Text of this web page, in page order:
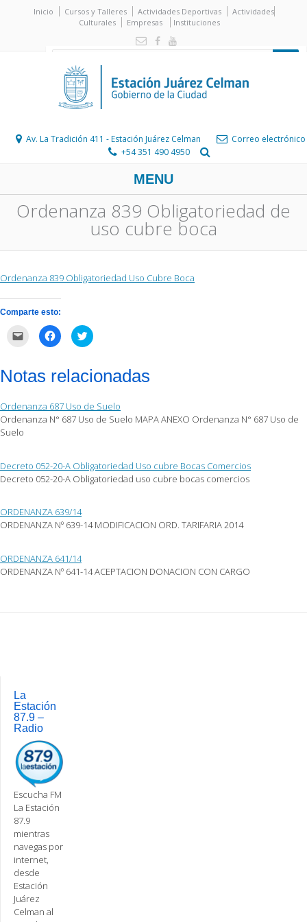
Inicio Cursos y Talleres Actividades Deportivas
Actividades
Culturales
Empresas Instituciones
Av. La Tradición 411 - Estación Juárez Celman
Correo electrónico
+54 351 490 4950
MENU
Ordenanza 839 Obligatoriedad de
uso cubre boca
Ordenanza 839 Obligatoriedad Uso Cubre Boca
Comparte esto:
correo
electrónico
amigo
(Se
abre
Haz
clic
Facebook
(Se
una
ventana
nueva)
Haz
clic
en
Twitter
(Se
una
ventana
nueva)
Notas relacionadas
Ordenanza 687 Uso de Suelo
Ordenanza N° 687 Uso de Suelo MAPA ANEXO Ordenanza N° 687 Uso de
Suelo
Decreto 052-20-A Obligatoriedad Uso cubre Bocas Comercios
Decreto 052-20-A Obligatoriedad uso cubre bocas comercios
ORDENANZA 639/14
ORDENANZA Nº 639-14 MODIFICACION ORD. TARIFARIA 2014
ORDENANZA 641/14
ORDENANZA Nº 641-14 ACEPTACION DONACION CON CARGO
La
Estación
87.9 –
Radio
Escucha FM
La Estación
87.9
mientras
navegas por
internet,
desde
Estación
Juárez
Celman al